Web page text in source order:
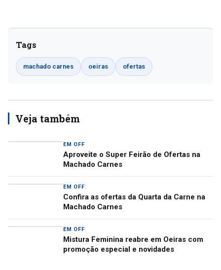
Tags
machado carnes oeiras ofertas
Veja também
EM OFF
Aproveite o Super Feirão de Ofertas na
Machado Carnes
EM OFF
Confira as ofertas da Quarta da Carne na
Machado Carnes
EM OFF
Mistura Feminina reabre em Oeiras com
promoção especial e novidades